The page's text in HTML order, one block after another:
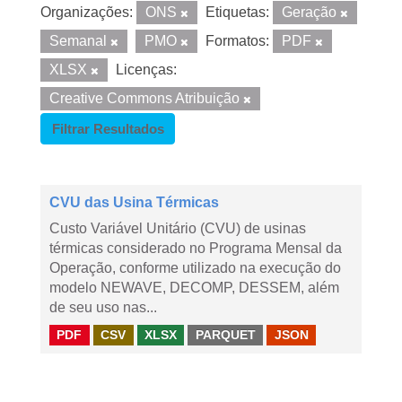
Organizações: ONS Etiquetas:
Geração
Semanal
PMO Formatos:
PDF
XLSX
Licenças:
Creative Commons Atribuição
Filtrar Resultados
CVU das Usina Térmicas
Custo Variável Unitário (CVU) de usinas
térmicas considerado no Programa Mensal da
Operação, conforme utilizado na execução do
modelo NEWAVE, DECOMP, DESSEM, além
de seu uso nas...
PDF CSV XLSX PARQUET JSON